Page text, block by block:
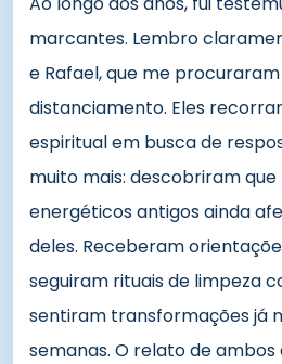
marcantes. Lembro
e Rafael, que me
distanciamento. Eles
espiritual em busca de
muito mais: descobriram que
energéticos antigos ainda
deles. Receberam
seguiram rituais de limpeza
sentiram transformações já
semanas. O relato de